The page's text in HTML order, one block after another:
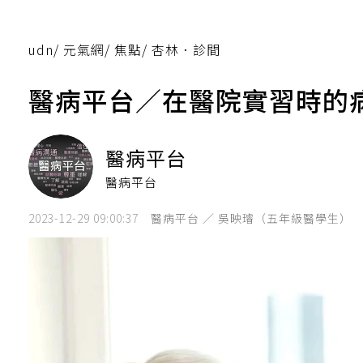
udn/ 元氣網/ 焦點/ 杏林．診間
醫病平台／在醫院實習時的
醫病平台
醫病平台
2023-12-29 09:00:37 醫病平台 ／ 吳映璿（五年級醫學生）